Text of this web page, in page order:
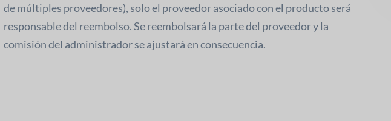
de múltiples proveedores), solo el proveedor asociado con el producto será
responsable del reembolso. Se reembolsará la parte del proveedor y la
comisión del administrador se ajustará en consecuencia.